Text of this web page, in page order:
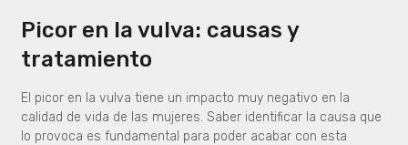
Picor en la vulva: causas y
tratamiento
El picor en la vulva tiene un impacto muy negativo en la
calidad de vida de las mujeres. Saber identificar la causa que
lo provoca es fundamental para poder acabar con esta